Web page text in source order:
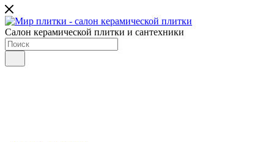
Салон керамической плитки и сантехники